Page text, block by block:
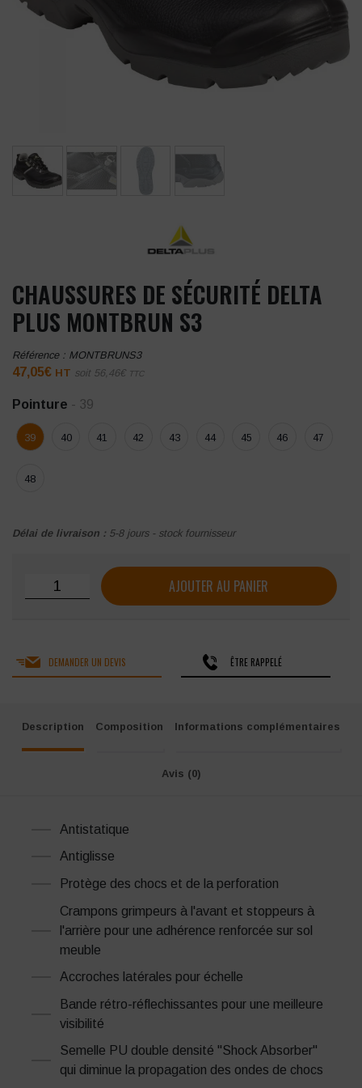
CHAUSSURES DE SÉCURITÉ DELTA
PLUS MONTBRUN S3
Référence : MONTBRUNS3
47,05€ HT soit 56,46€ TTC
Pointure - 39
39 40 41 42 43 44 45 46 47
48
Délai de livraison : 5-8 jours - stock fournisseur
quantité de Chaussures de sécurité Delta Plus Montbrun S3
AJOUTER AU PANIER
DEMANDER UN DEVIS ÊTRE RAPPELÉ
Description Composition Informations complémentaires
Avis (0)
Antistatique
Antiglisse
Protège des chocs et de la perforation
Crampons grimpeurs à l'avant et stoppeurs à
l'arrière pour une adhérence renforcée sur sol
meuble
Accroches latérales pour échelle
Bande rétro-réflechissantes pour une meilleure
visibilité
Semelle PU double densité "Shock Absorber"
qui diminue la propagation des ondes de chocs